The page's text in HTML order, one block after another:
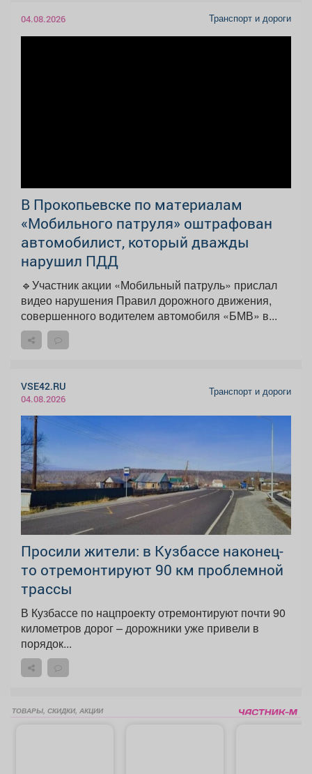
04.08.2026 Транспорт и дороги
В Прокопьевске по материалам
«Мобильного патруля» оштрафован
автомобилист, который дважды
нарушил ПДД
🔹Участник акции «Мобильный патруль» прислал
видео нарушения Правил дорожного движения,
совершенного водителем автомобиля «БМВ» в...
VSE42.RU
04.08.2026
Транспорт и дороги
Просили жители: в Кузбассе наконец-
то отремонтируют 90 км проблемной
трассы
В Кузбассе по нацпроекту отремонтируют почти 90
километров дорог – дорожники уже привели в
порядок...
ТОВАРЫ, СКИДКИ, АКЦИИ